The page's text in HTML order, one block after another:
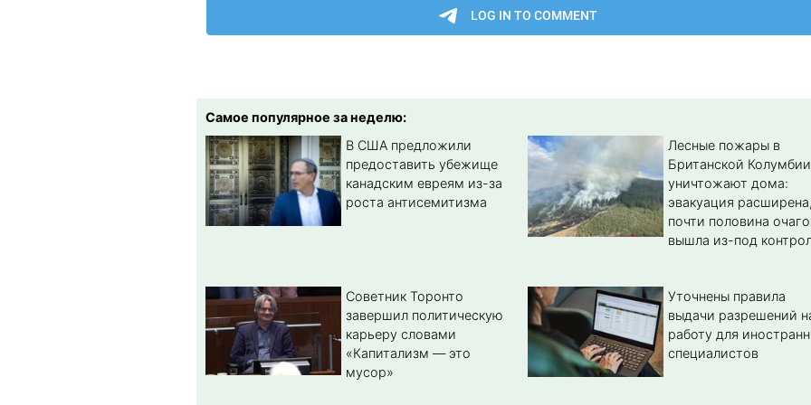
Самое популярное за неделю:
В США предложили
предоставить убежище
канадским евреям из-за
роста антисемитизма
Лесные пожары в
Британской Колумбии
уничтожают дома:
эвакуация расширена,
почти половина
вышла из-под
Советник Торонто
завершил политическую
карьеру словами
«Капитализм — это
мусор»
Уточнены правила
выдачи разрешений
работу для
специалистов